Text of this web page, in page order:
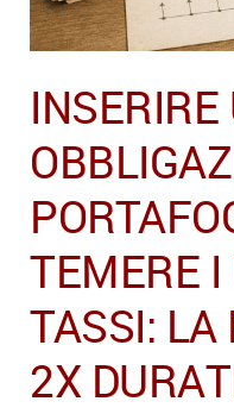
TEMERE I
TASSI: LA
2X